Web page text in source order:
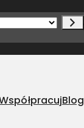
Blog